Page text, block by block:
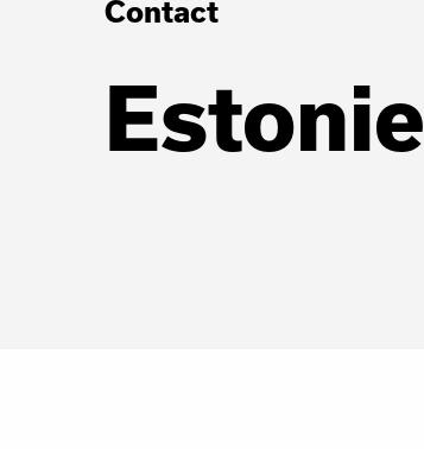
Contact
Estonie